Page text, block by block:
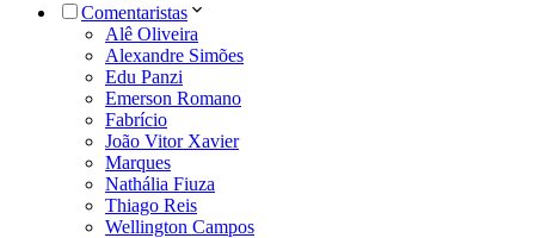
Comentaristas
Alê Oliveira
Alexandre Simões
Edu Panzi
Emerson Romano
Fabrício
João Vitor Xavier
Marques
Nathália Fiuza
Thiago Reis
Wellington Campos